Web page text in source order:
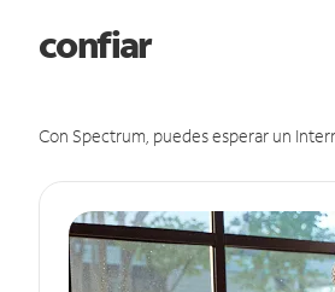
confiar
Con Spectrum, puedes esperar un